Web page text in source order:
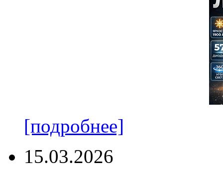
[подробнее]
15.03.2026